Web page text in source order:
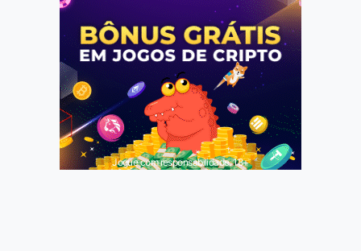
Jogue com responsabilidade. 18+